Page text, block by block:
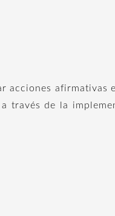
acciones
través de la